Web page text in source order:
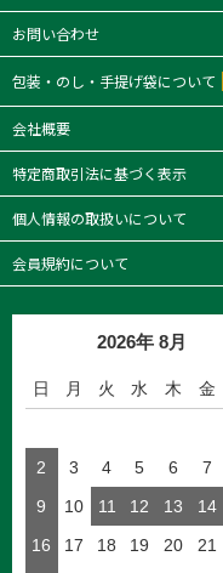
お問い合わせ
包装・のし・手提げ袋について
会社概要
特定商取引法に基づく表示
個人情報の取扱いについて
会員規約について
2026年 8月
日 月 火 水 木 金
2
3 4 5 6 7
9
10 11 12 13 14
16
17 18 19 20 21